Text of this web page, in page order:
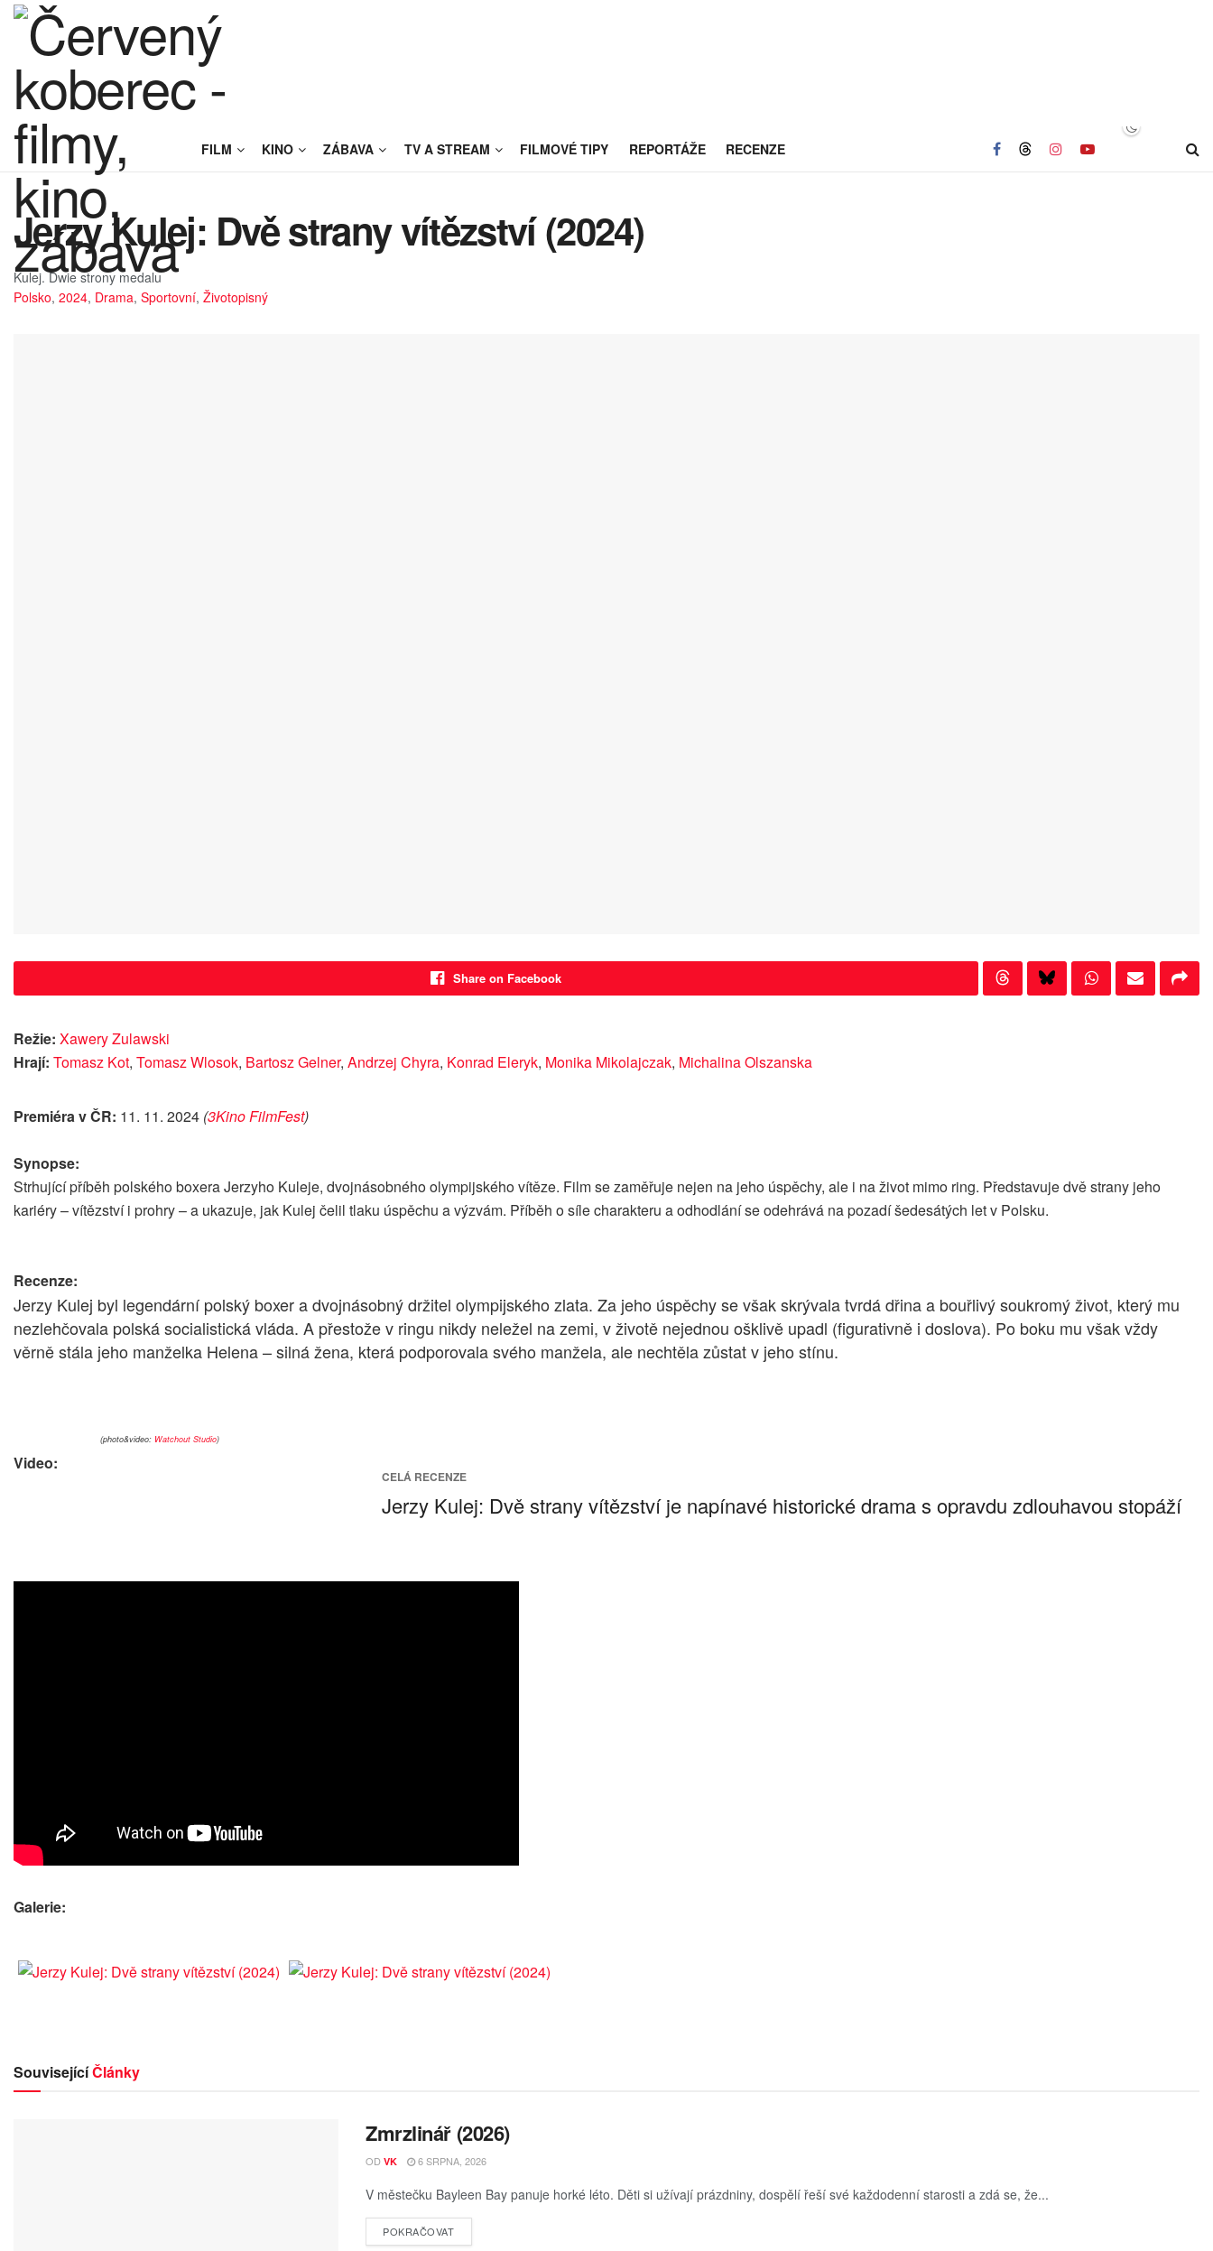
FILM KINO ZÁBAVA TV A STREAM FILMOVÉ TIPY REPORTÁŽE RECENZE
Jerzy Kulej: Dvě strany vítězství (2024)
Kulej. Dwie strony medalu
Polsko, 2024, Drama, Sportovní, Životopisný
Share on Facebook
Režie: Xawery Zulawski
Hrají: Tomasz Kot, Tomasz Wlosok, Bartosz Gelner, Andrzej Chyra, Konrad Eleryk, Monika Mikolajczak, Michalina Olszanska
Premiéra v ČR: 11. 11. 2024 (3Kino FilmFest)
Synopse:
Strhující příběh polského boxera Jerzyho Kuleje, dvojnásobného olympijského vítěze. Film se zaměřuje nejen na jeho úspěchy, ale i na život mimo ring. Představuje dvě strany jeho
kariéry – vítězství i prohry – a ukazuje, jak Kulej čelil tlaku úspěchu a výzvám. Příběh o síle charakteru a odhodlání se odehrává na pozadí šedesátých let v Polsku.
Recenze:
Jerzy Kulej byl legendární polský boxer a dvojnásobný držitel olympijského zlata. Za jeho úspěchy se však skrývala tvrdá dřina a bouřlivý soukromý život, který mu
nezlehčovala polská socialistická vláda. A přestože v ringu nikdy neležel na zemi, v životě nejednou ošklivě upadl (figurativně i doslova). Po boku mu však vždy
věrně stála jeho manželka Helena – silná žena, která podporovala svého manžela, ale nechtěla zůstat v jeho stínu.
CELÁ RECENZE
Jerzy Kulej: Dvě strany vítězství je napínavé historické drama s opravdu zdlouhavou stopáží
(photo&video: Watchout Studio)
Video:
Galerie:
SouvisejícíČlánky
Zmrzlinář (2026)
OD VK 6 SRPNA, 2026
V městečku Bayleen Bay panuje horké léto. Děti si užívají prázdniny, dospělí řeší své každodenní starosti a zdá se, že...
POKRAČOVAT